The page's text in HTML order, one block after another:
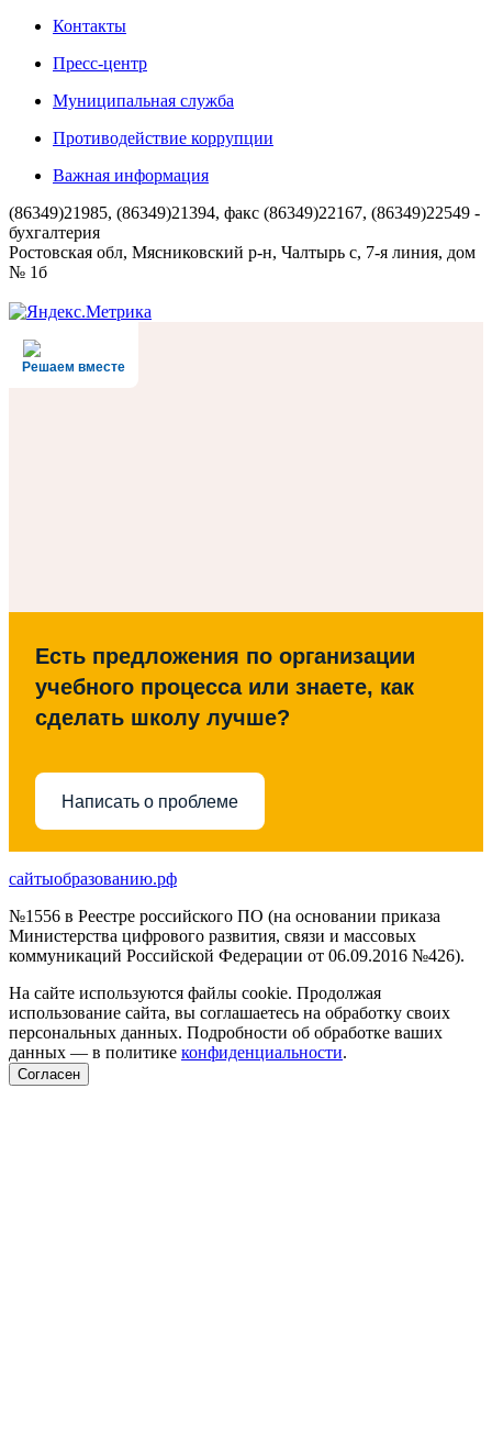
Контакты
Пресс-центр
Муниципальная служба
Противодействие коррупции
Важная информация
(86349)21985, (86349)21394, факс (86349)22167, (86349)22549 -
бухгалтерия
Ростовская обл, Мясниковский р-н, Чалтырь с, 7-я линия, дом
№ 1б
Решаем вместе
Есть предложения по организации
учебного процесса или знаете, как
сделать школу лучше?
Написать о проблеме
сайтыобразованию.рф
№1556 в Реестре российского ПО (на основании приказа
Министерства цифрового развития, связи и массовых
коммуникаций Российской Федерации от 06.09.2016 №426).
На сайте используются файлы cookie. Продолжая
использование сайта, вы соглашаетесь на обработку своих
персональных данных. Подробности об обработке ваших
данных — в политике конфиденциальности.
Согласен